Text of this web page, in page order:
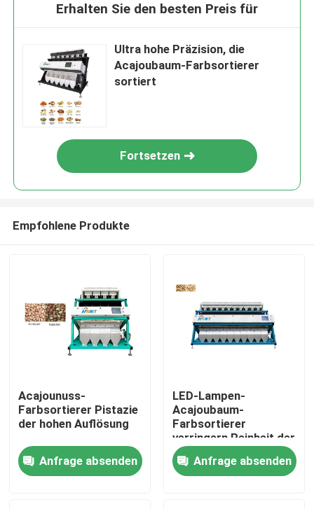
Nach Hause
Über uns
Erhalten Sie den besten Preis für
Ultra hohe Präzision, die
Acajoubaum-Farbsortierer
sortiert
Fortsetzen
Empfohlene Produkte
Acajounuss-
Farbsortierer Pistazie
der hohen Auflösung
Anfrage absenden
LED-Lampen-
Acajoubaum-
Farbsortierer
verringern Reinheit der
Bruch-Raten-99,9%
Anfrage absenden